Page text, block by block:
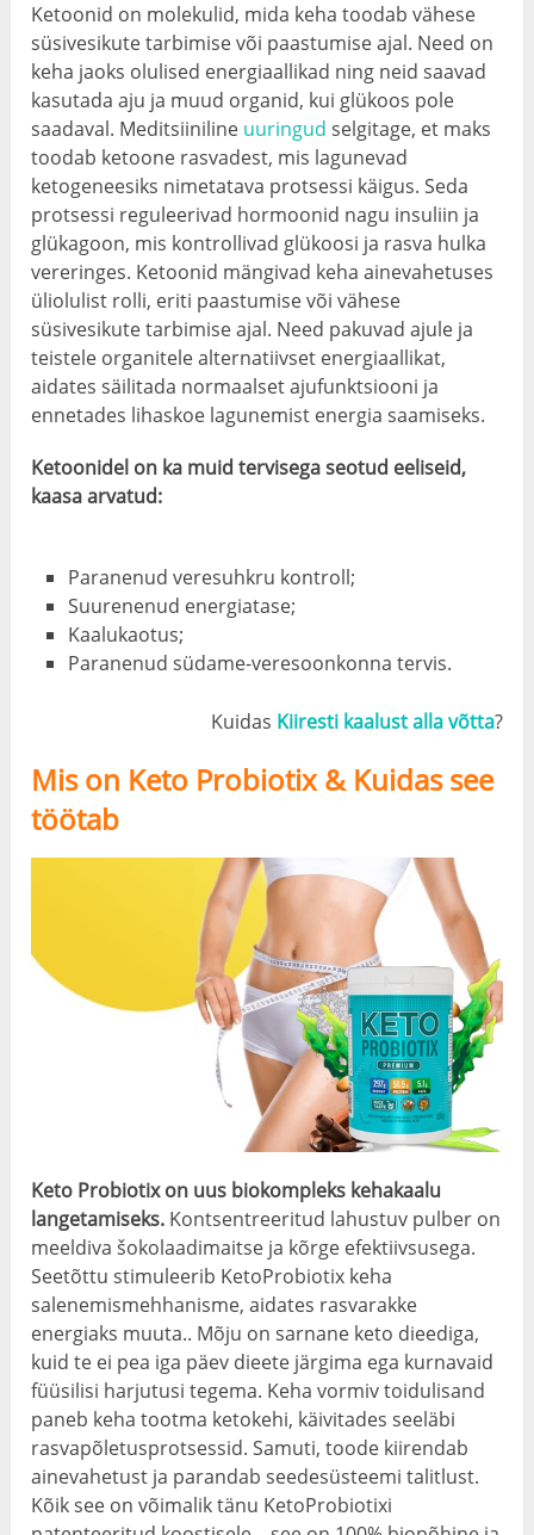
Ketoonid on molekulid, mida keha toodab vähese
süsivesikute tarbimise või paastumise ajal. Need on
keha jaoks olulised energiaallikad ning neid saavad
kasutada aju ja muud organid, kui glükoos pole
saadaval. Meditsiiniline uuringud selgitage, et maks
toodab ketoone rasvadest, mis lagunevad
ketogeneesiks nimetatava protsessi käigus. Seda
protsessi reguleerivad hormoonid nagu insuliin ja
glükagoon, mis kontrollivad glükoosi ja rasva hulka
vereringes. Ketoonid mängivad keha ainevahetuses
üliolulist rolli, eriti paastumise või vähese
süsivesikute tarbimise ajal. Need pakuvad ajule ja
teistele organitele alternatiivset energiaallikat,
aidates säilitada normaalset ajufunktsiooni ja
ennetades lihaskoe lagunemist energia saamiseks.
Ketoonidel on ka muid tervisega seotud eeliseid,
kaasa arvatud:
Paranenud veresuhkru kontroll;
Suurenenud energiatase;
Kaalukaotus;
Paranenud südame-veresoonkonna tervis.
Kuidas Kiiresti kaalust alla võtta?
Mis on Keto Probiotix & Kuidas see
töötab
Keto Probiotix on uus biokompleks kehakaalu
langetamiseks. Kontsentreeritud lahustuv pulber on
meeldiva šokolaadimaitse ja kõrge efektiivsusega.
Seetõttu stimuleerib KetoProbiotix keha
salenemismehhanisme, aidates rasvarakke
energiaks muuta.. Mõju on sarnane keto dieediga,
kuid te ei pea iga päev dieete järgima ega kurnavaid
füüsilisi harjutusi tegema. Keha vormiv toidulisand
paneb keha tootma ketokehi, käivitades seeläbi
rasvapõletusprotsessid. Samuti, toode kiirendab
ainevahetust ja parandab seedesüsteemi talitlust.
Kõik see on võimalik tänu KetoProbiotixi